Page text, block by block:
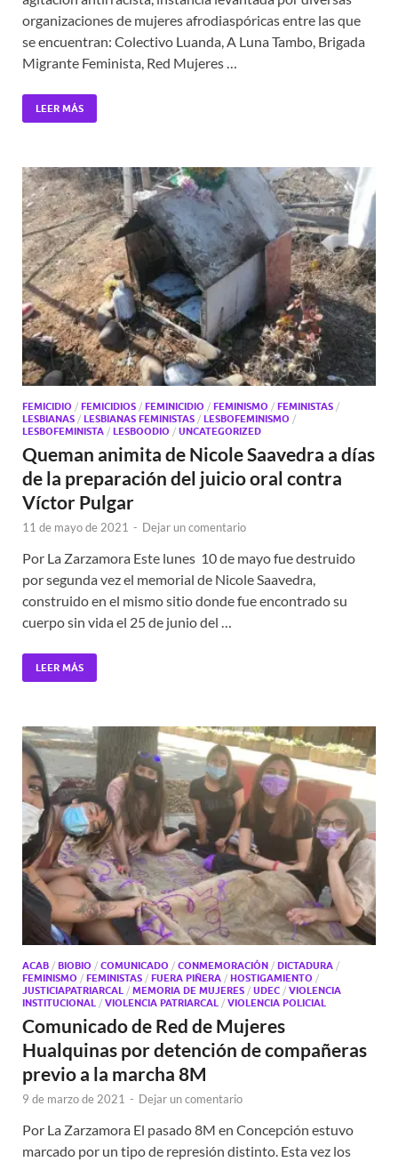
organizaciones de mujeres afrodiaspóricas entre las que
se encuentran: Colectivo Luanda, A Luna Tambo, Brigada
Migrante Feminista, Red Mujeres …
LEER MÁS
FEMICIDIO / FEMICIDIOS / FEMINICIDIO / FEMINISMO / FEMINISTAS /
LESBIANAS / LESBIANAS FEMINISTAS / LESBOFEMINISMO /
LESBOFEMINISTA / LESBOODIO / UNCATEGORIZED
Queman animita de Nicole Saavedra a días
de la preparación del juicio oral contra
Víctor Pulgar
11 de mayo de 2021 - Dejar un comentario
Por La Zarzamora Este lunes 10 de mayo fue destruido
por segunda vez el memorial de Nicole Saavedra,
construido en el mismo sitio donde fue encontrado su
cuerpo sin vida el 25 de junio del …
LEER MÁS
ACAB / BIOBIO / COMUNICADO / CONMEMORACIÓN / DICTADURA /
FEMINISMO / FEMINISTAS / FUERA PIÑERA / HOSTIGAMIENTO /
JUSTICIAPATRIARCAL / MEMORIA DE MUJERES / UDEC / VIOLENCIA
INSTITUCIONAL / VIOLENCIA PATRIARCAL / VIOLENCIA POLICIAL
Comunicado de Red de Mujeres
Hualquinas por detención de compañeras
previo a la marcha 8M
9 de marzo de 2021 - Dejar un comentario
Por La Zarzamora El pasado 8M en Concepción estuvo
marcado por un tipo de represión distinto. Esta vez los